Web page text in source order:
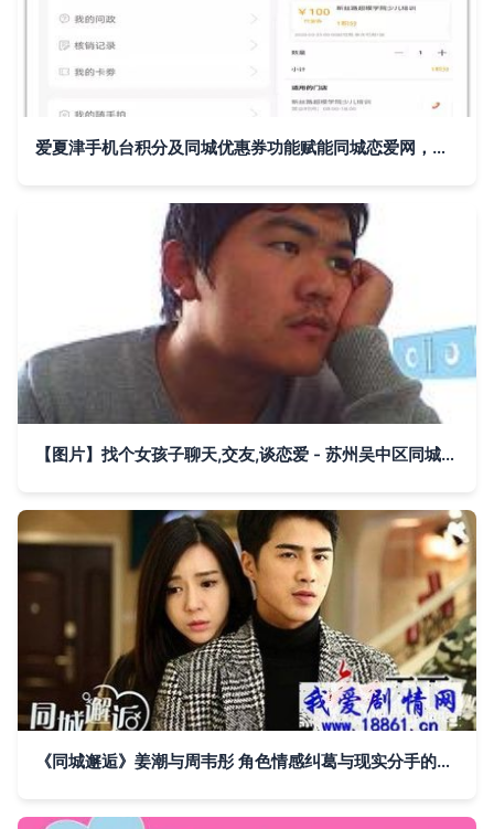
爱夏津手机台积分及同城优惠券功能赋能同城恋爱网，打造浪漫新体验
【图片】找个女孩子聊天,交友,谈恋爱 - 苏州吴中区同城聚会 - 百姓网
《同城邂逅》姜潮与周韦彤 角色情感纠葛与现实分手的真相解析